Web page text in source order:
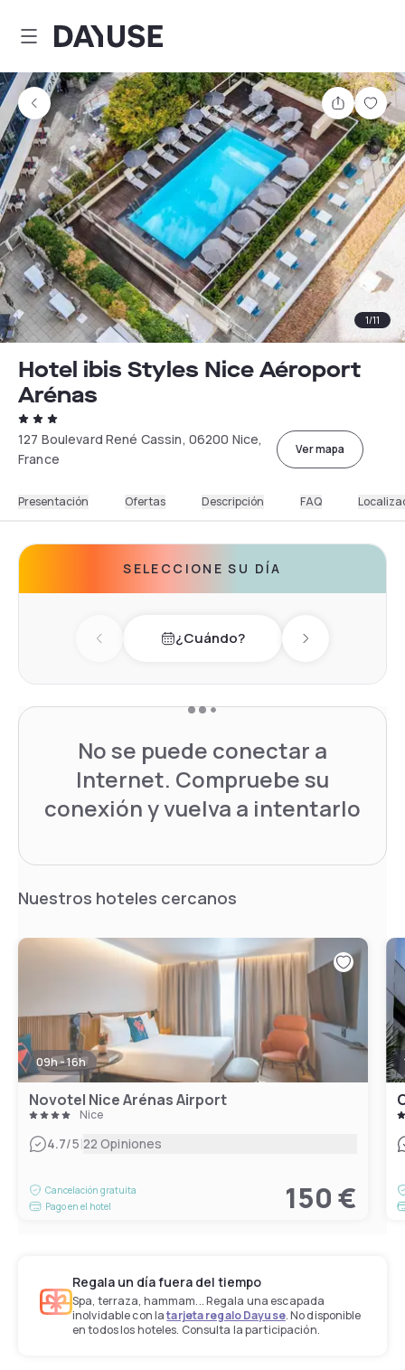
Dayuse
1/11
Hotel ibis Styles Nice Aéroport
Arénas
127 Boulevard René Cassin, 06200 Nice,
France
Ver mapa
Presentación Ofertas Descripción FAQ
SELECCIONE SU DÍA
Previous day¿Cuándo? Next day
No se puede conectar a
Internet. Compruebe su
conexión y vuelva a intentarlo
Nuestros hoteles cercanos
09h - 16h
Novotel Nice Arénas Airport
Nice
4.7/5|22 Opiniones
Cancelación gratuita
Pago en el hotel
150 €
Regala un día fuera del tiempo
Spa, terraza, hammam... Regala una escapada
inolvidable con latarjeta regalo Dayuse. No disponible
en todos los hoteles. Consulta la participación.